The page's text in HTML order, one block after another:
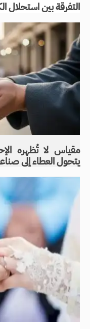
التفرقة بين استحلال
مقياس لا تُظهره
يتحول العطاء إلى